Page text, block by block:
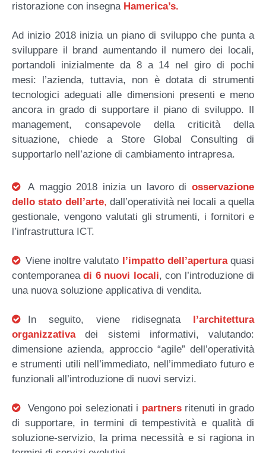
ristorazione con insegna Hamerica’s.
Ad inizio 2018 inizia un piano di sviluppo che punta a
sviluppare il brand aumentando il numero dei locali,
portandoli inizialmente da 8 a 14 nel giro di pochi
mesi: l’azienda, tuttavia, non è dotata di strumenti
tecnologici adeguati alle dimensioni presenti e meno
ancora in grado di supportare il piano di sviluppo. Il
management, consapevole della criticità della
situazione, chiede a Store Global Consulting di
supportarlo nell’azione di cambiamento intrapresa.
A maggio 2018 inizia un lavoro di osservazione
dello stato dell’arte, dall’operatività nei locali a quella
gestionale, vengono valutati gli strumenti, i fornitori e
l’infrastruttura ICT.
Viene inoltre valutato l’impatto dell’aperturaquasi
contemporaneadi 6 nuovi locali, con l’introduzione di
una nuova soluzione applicativa di vendita.
In seguito, viene ridisegnata l’architettura
organizzativadei sistemi informativi, valutando:
dimensione azienda, approccio “agile” dell’operatività
e strumenti utili nell’immediato, nell’immediato futuro e
funzionali all’introduzione di nuovi servizi.
Vengono poi selezionati i partnersritenuti in grado
di supportare, in termini di tempestività e qualità di
soluzione-servizio, la prima necessità e si ragiona in